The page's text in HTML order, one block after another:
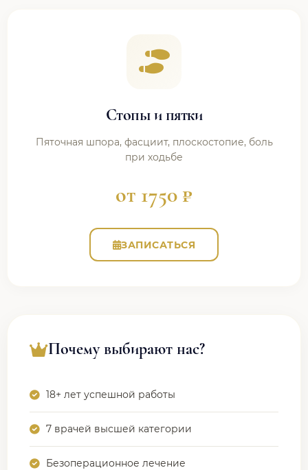
Стопы и пятки
Пяточная шпора, фасциит, плоскостопие, боль
при ходьбе
от 1750 ₽
ЗАПИСАТЬСЯ
Почему выбирают нас?
18+ лет успешной работы
7 врачей высшей категории
Безоперационное лечение